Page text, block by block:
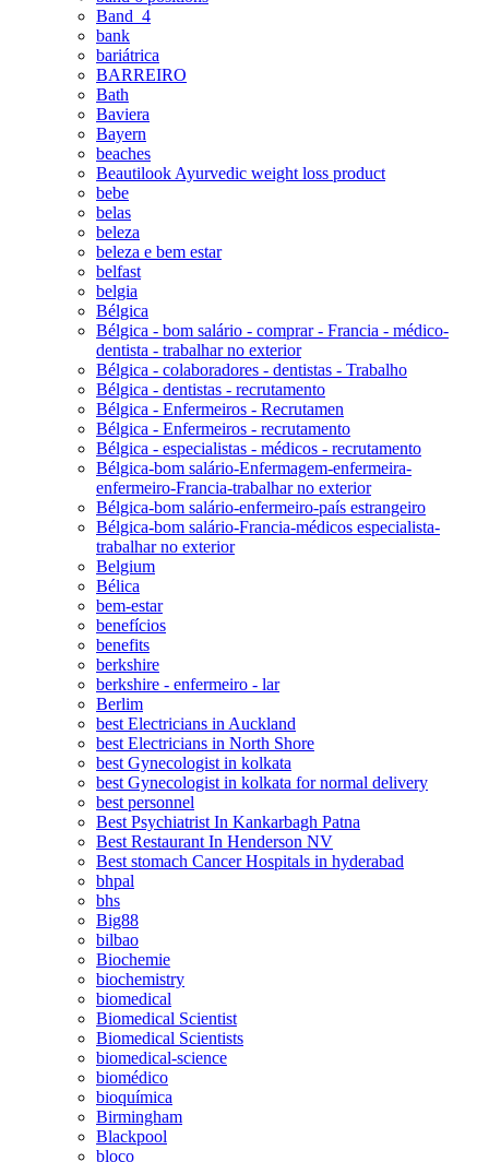
Band_4
bank
bariátrica
BARREIRO
Bath
Baviera
Bayern
beaches
Beautilook Ayurvedic weight loss product
bebe
belas
beleza
beleza e bem estar
belfast
belgia
Bélgica
Bélgica - bom salário - comprar - Francia - médico-
dentista - trabalhar no exterior
Bélgica - colaboradores - dentistas - Trabalho
Bélgica - dentistas - recrutamento
Bélgica - Enfermeiros - Recrutamen
Bélgica - Enfermeiros - recrutamento
Bélgica - especialistas - médicos - recrutamento
Bélgica-bom salário-Enfermagem-enfermeira-
enfermeiro-Francia-trabalhar no exterior
Bélgica-bom salário-enfermeiro-país estrangeiro
Bélgica-bom salário-Francia-médicos especialista-
trabalhar no exterior
Belgium
Bélica
bem-estar
benefícios
benefits
berkshire
berkshire - enfermeiro - lar
Berlim
best Electricians in Auckland
best Electricians in North Shore
best Gynecologist in kolkata
best Gynecologist in kolkata for normal delivery
best personnel
Best Psychiatrist In Kankarbagh Patna
Best Restaurant In Henderson NV
Best stomach Cancer Hospitals in hyderabad
bhpal
bhs
Big88
bilbao
Biochemie
biochemistry
biomedical
Biomedical Scientist
Biomedical Scientists
biomedical-science
biomédico
bioquímica
Birmingham
Blackpool
bloco